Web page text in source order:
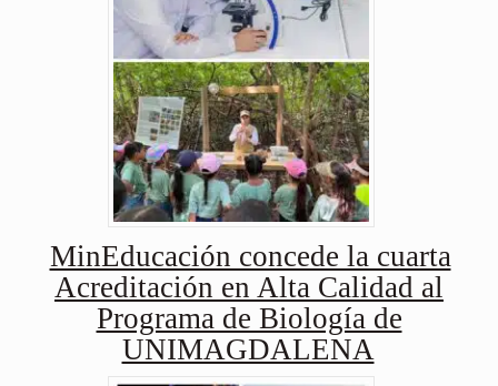
MinEducación concede la cuarta
Acreditación en Alta Calidad al
Programa de Biología de
UNIMAGDALENA